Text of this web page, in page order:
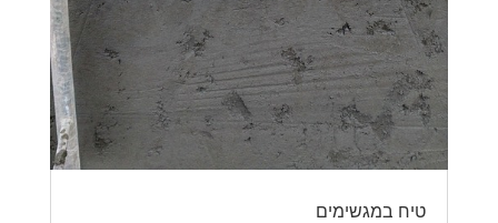
טיח במגשימים